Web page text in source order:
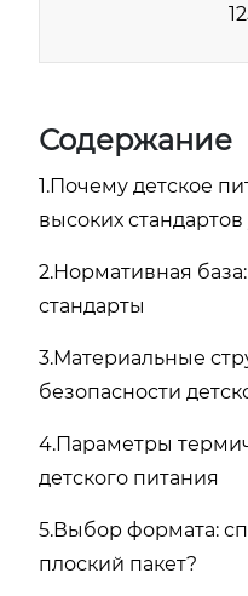
Содержание
1.Почему детское
высоких
2.Нормативная
стандарты
3.Материальные
безопасности
4.Параметры
детского питания
5.Выбор формата:
плоский пакет?